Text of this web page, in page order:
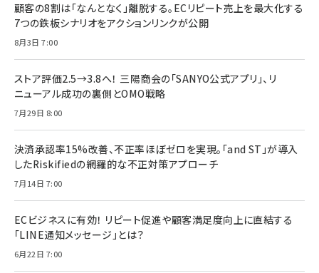
顧客の8割は「なんとなく」離脱する。ECリピート売上を最大化する
7つの鉄板シナリオをアクションリンクが公開
8月3日 7:00
ストア評価2.5→3.8へ！ 三陽商会の「SANYO公式アプリ」、リ
ニューアル成功の裏側とOMO戦略
7月29日 8:00
決済承認率15%改善、不正率ほぼゼロを実現。「and ST」が導入
したRiskifiedの網羅的な不正対策アプローチ
7月14日 7:00
ECビジネスに有効！ リピート促進や顧客満足度向上に直結する
「LINE通知メッセージ」とは？
6月22日 7:00